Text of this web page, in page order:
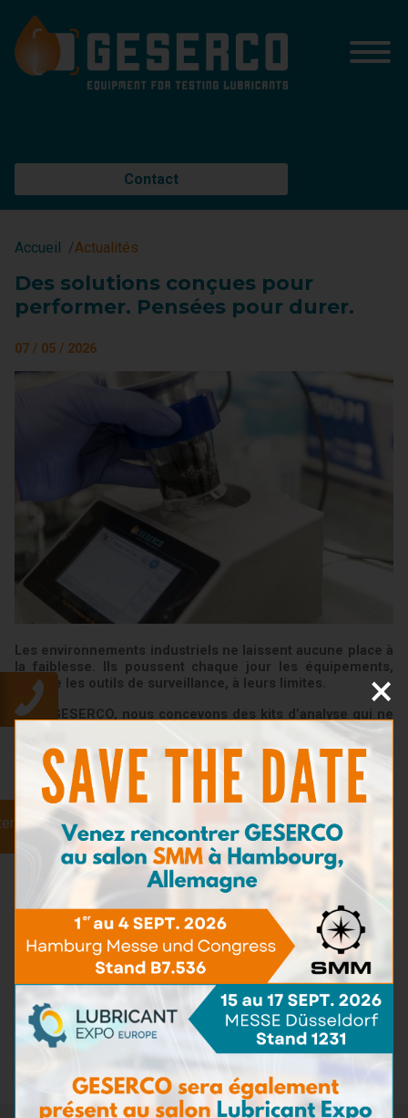
Contact
Accueil Actualités
Des solutions conçues pour
performer. Pensées pour durer.
07 / 05 / 2026
Les environnements industriels ne laissent aucune place à
la faiblesse. Ils poussent chaque jour les équipements,
comme les outils de surveillance, à leurs limites.
Chez GESERCO, nous concevons des kits d’analyse qui ne
sont pas seulement précis, mais parfaitement adaptés au
terrain. Conçus pour résister aux conditions réelles
d’exploitation et fournir des résultats fiables dans la durée.
Des matériaux robustes pour les environnements
exigeants
Un design compact et ergonomique pour une
utilisation facile
Des mesures fiables, répétables et exploitables
Nos solutions sont faites pour un usage quotidien, même
dans des conditions extrêmes, sans compromettre la
qualité des mesures ni la sécurité des opérateurs.
Parce qu’un outil de diagnostic n’a de valeur que s’il reste fiable,
durable et performant, au moment où cela compte le plus.
En savoir plus sur nos solutions → Solutions GESERCO
Retour aux actualités
×